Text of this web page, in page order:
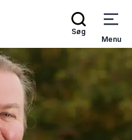
Søg
Menu